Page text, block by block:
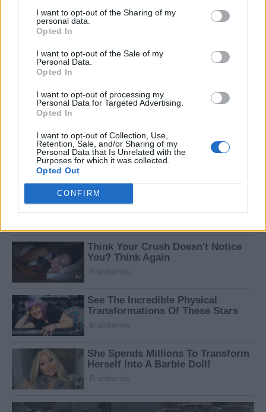
I want to opt-out of the Sharing of my
personal data.
Opted In
I want to opt-out of the Sale of my
Personal Data.
Opted In
I want to opt-out of processing my
Personal Data for Targeted Advertising.
Opted In
I want to opt-out of Collection, Use,
Retention, Sale, and/or Sharing of my
Personal Data that Is Unrelated with the
Purposes for which it was collected.
Opted Out
CONFIRM